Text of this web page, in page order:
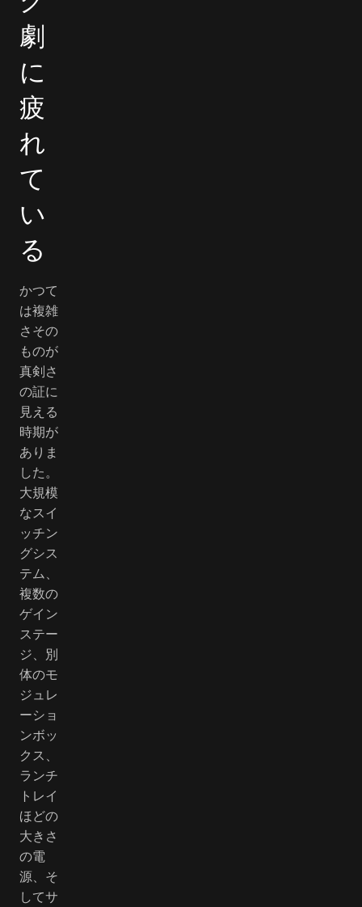
劇
に
疲
れ
て
い
る
かつて
は複雑
さその
ものが
真剣さ
の証に
見える
時期が
ありま
した。
大規模
なスイ
ッチン
グシス
テム、
複数の
ゲイン
ステー
ジ、別
体のモ
ジュレ
ーショ
ンボッ
クス、
ランチ
トレイ
ほどの
大きさ
の電
源、そ
してサ